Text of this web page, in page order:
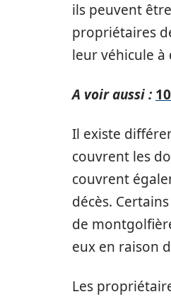
ils peuvent
propriétaires
leur véhicule à
A voir aussi :
Il existe
couvrent les
couvrent
décès.
de
eux en raison
Les